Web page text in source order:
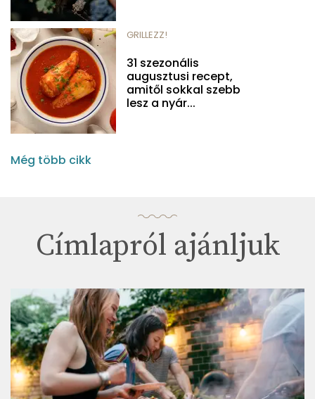
GRILLEZZ!
31 szezonális
augusztusi recept,
amitől sokkal szebb
lesz a nyár...
Még több cikk
Címlapról ajánljuk